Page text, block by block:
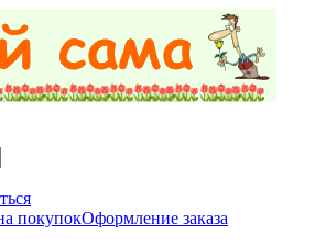
покупокОформление заказа